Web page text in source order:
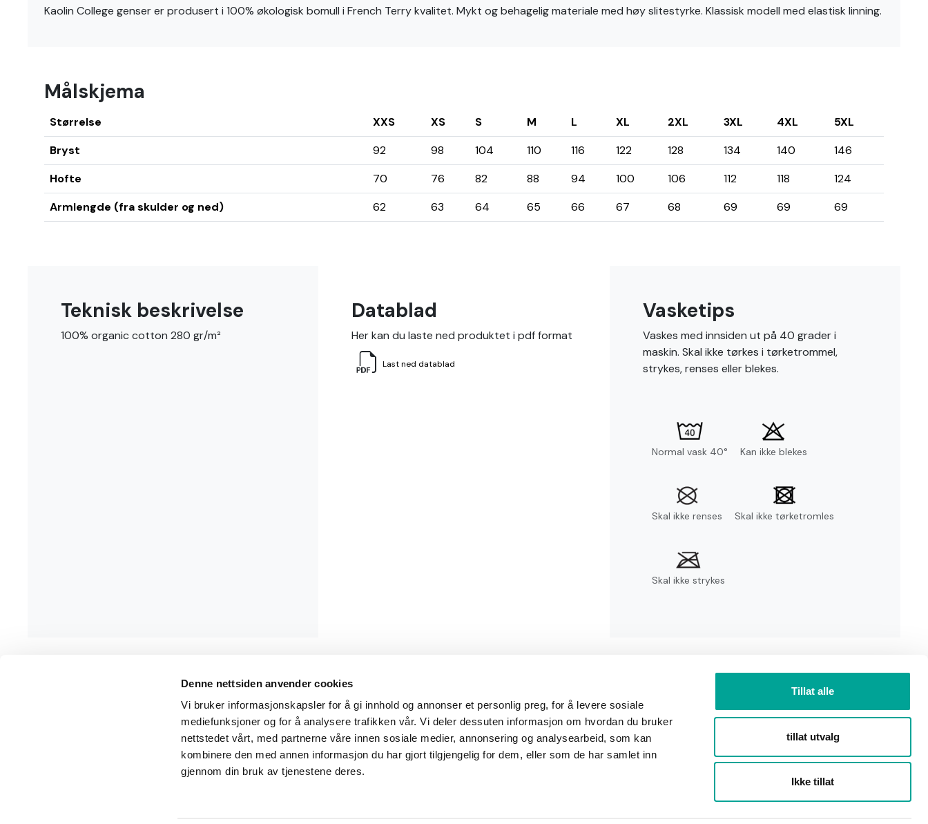
Denne nettsiden anvender cookies
Vi bruker informasjonskapsler for å gi innhold og annonser et personlig preg, for å levere sosiale
mediefunksjoner og for å analysere trafikken vår. Vi deler dessuten informasjon om hvordan du bruker
nettstedet vårt, med partnerne våre innen sosiale medier, annonsering og analysearbeid, som kan
kombinere den med annen informasjon du har gjort tilgjengelig for dem, eller som de har samlet inn
gjennom din bruk av tjenestene deres.
Tillat alle
tillat utvalg
Ikke tillat
Kaolin College genser er produsert i 100% økologisk bomull i French Terry kvalitet. Mykt og behagelig materiale med høy slitestyrke. Klassisk modell med elastisk linning.
Målskjema
Størrelse XXS XS S M L XL 2XL 3XL 4XL
5XL
Bryst
92 98 104 110 116 122 128 134 140
146
Hofte
70 76 82 88 94 100 106 112 118
124
Armlengde (fra skulder og ned)
62 63 64 65 66 67 68 69 69 69
Teknisk beskrivelse
100% organic cotton 280 gr/m²
Datablad
Her kan du laste ned produktet i pdf format
Last ned datablad
Vasketips
Vaskes med innsiden ut på 40 grader i
maskin. Skal ikke tørkes i tørketrommel,
strykes, renses eller blekes.
Normal vask 40° Kan ikke blekes
Skal ikke renses Skal ikke tørketromles
Skal ikke strykes
Wrks arbeidsklær Kundeinformasjon
Salgsbetingelser
Kundeservice
Om Wrks
Min konto
Min side
Ordrehistorikk